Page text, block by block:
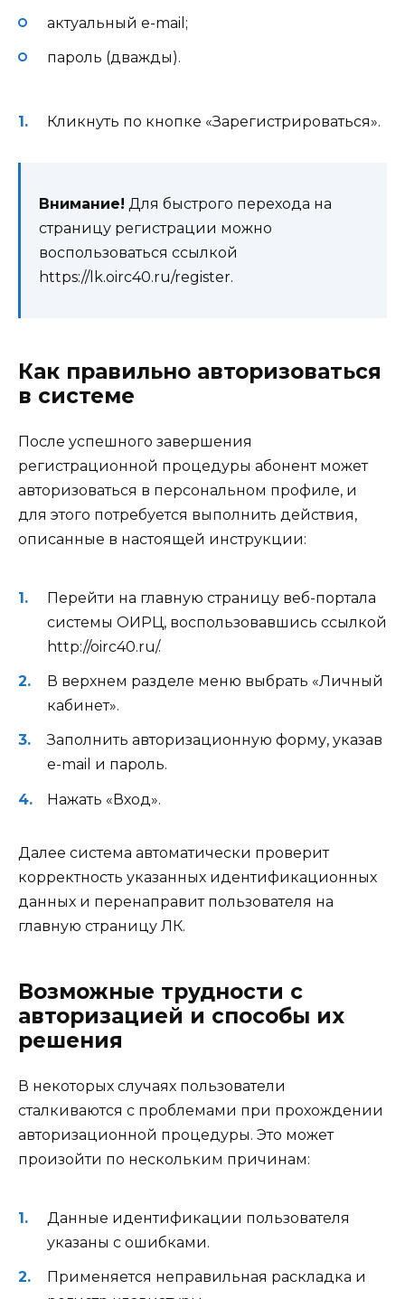
актуальный e-mail;
пароль (дважды).
Кликнуть по кнопке «Зарегистрироваться».
Внимание! Для быстрого перехода на
страницу регистрации можно
воспользоваться ссылкой
https://lk.oirc40.ru/register.
Как правильно авторизоваться
в системе
После успешного завершения
регистрационной процедуры абонент может
авторизоваться в персональном профиле, и
для этого потребуется выполнить действия,
описанные в настоящей инструкции:
Перейти на главную страницу веб-портала
системы ОИРЦ, воспользовавшись ссылкой
http://oirc40.ru/.
В верхнем разделе меню выбрать «Личный
кабинет».
Заполнить авторизационную форму, указав
e-mail и пароль.
Нажать «Вход».
Далее система автоматически проверит
корректность указанных идентификационных
данных и перенаправит пользователя на
главную страницу ЛК.
Возможные трудности с
авторизацией и способы их
решения
В некоторых случаях пользователи
сталкиваются с проблемами при прохождении
авторизационной процедуры. Это может
произойти по нескольким причинам:
Данные идентификации пользователя
указаны с ошибками.
Применяется неправильная раскладка и